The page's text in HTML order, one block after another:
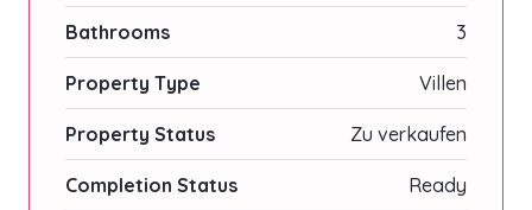
Bathrooms 3
Property Type Villen
Property Status Zu verkaufen
Completion Status Ready